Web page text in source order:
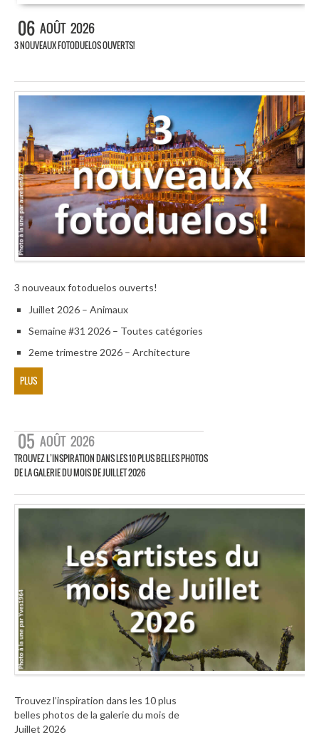
06 AOÛT 2026
3 NOUVEAUX FOTODUELOS OUVERTS!
3 nouveaux fotoduelos ouverts!
Juillet 2026 – Animaux
Semaine #31 2026 – Toutes catégories
2eme trimestre 2026 – Architecture
PLUS
05 AOÛT 2026
TROUVEZ L’INSPIRATION DANS LES 10 PLUS BELLES PHOTOS
DE LA GALERIE DU MOIS DE JUILLET 2026
Trouvez l’inspiration dans les 10 plus
belles photos de la galerie du mois de
Juillet 2026